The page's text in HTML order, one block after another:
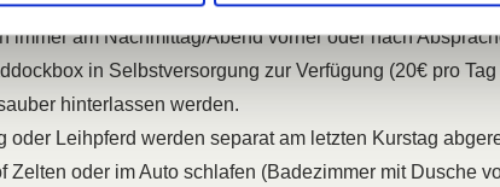
immer am Nachmittag/Abend vorher oder nach
in Selbstversorgung zur Verfügung (20€ pro
hinterlassen werden.
oder Leihpferd werden separat am letzten Kurstag
Zelten oder im Auto schlafen (Badezimmer mit Dusche